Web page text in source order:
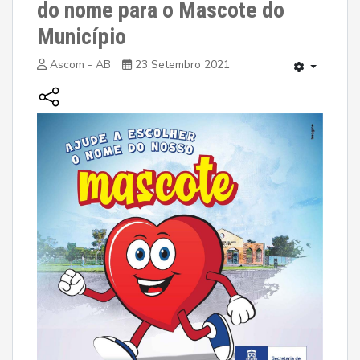
do nome para o Mascote do
Município
Ascom - AB 23 Setembro 2021